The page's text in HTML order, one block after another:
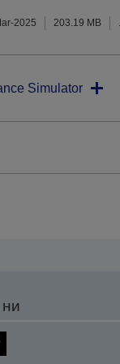
2025 203.19 MB
Simulator